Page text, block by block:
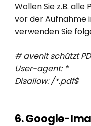
Wollen Sie z.B.
vor der Aufnahme
verwenden Sie
# avenit schützt
User-agent: *
Disallow: /*.pdf$
6. Google-